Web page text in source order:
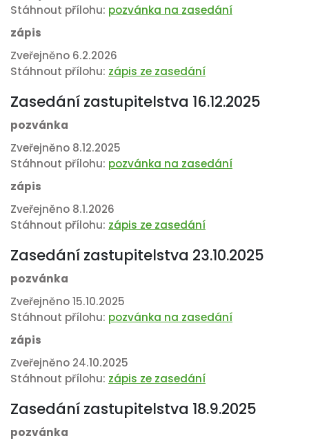
Stáhnout přílohu: pozvánka na zasedání
zápis
Zveřejněno 6.2.2026
Stáhnout přílohu: zápis ze zasedání
Zasedání zastupitelstva 16.12.2025
pozvánka
Zveřejněno 8.12.2025
Stáhnout přílohu: pozvánka na zasedání
zápis
Zveřejněno 8.1.2026
Stáhnout přílohu: zápis ze zasedání
Zasedání zastupitelstva 23.10.2025
pozvánka
Zveřejněno 15.10.2025
Stáhnout přílohu: pozvánka na zasedání
zápis
Zveřejněno 24.10.2025
Stáhnout přílohu: zápis ze zasedání
Zasedání zastupitelstva 18.9.2025
pozvánka